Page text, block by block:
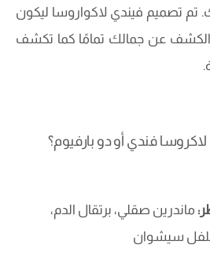
تصميم فيندي لاكواروسا ليكون
عن جمالك تمامًا كما تكشف
فندي أو دو بارفيوم؟
ماندرين صقلي، برتقال الدم،
فلفل سيشوان